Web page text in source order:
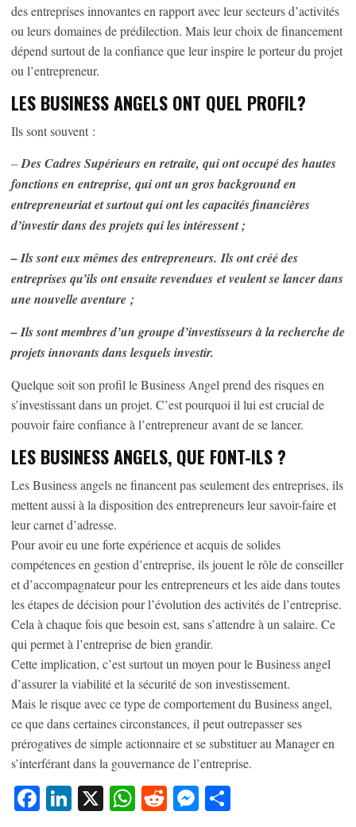
des entreprises innovantes en rapport avec leur secteurs d’activités
ou leurs domaines de prédilection. Mais leur choix de financement
dépend surtout de la confiance que leur inspire le porteur du projet
ou l’entrepreneur.
LES BUSINESS ANGELS ONT QUEL PROFIL?
Ils sont souvent :
– Des Cadres Supérieurs en retraite, qui ont occupé des hautes
fonctions en entreprise, qui ont un gros background en
entrepreneuriat et surtout qui ont les capacités financières
d’investir dans des projets qui les intéressent ;
– Ils sont eux mêmes des entrepreneurs. Ils ont créé des
entreprises qu’ils ont ensuite revendues et veulent se lancer dans
une nouvelle aventure ;
– Ils sont membres d’un groupe d’investisseurs à la recherche de
projets innovants dans lesquels investir.
Quelque soit son profil le Business Angel prend des risques en
s’investissant dans un projet. C’est pourquoi il lui est crucial de
pouvoir faire confiance à l’entrepreneur avant de se lancer.
LES BUSINESS ANGELS, QUE FONT-ILS ?
Les Business angels ne financent pas seulement des entreprises, ils
mettent aussi à la disposition des entrepreneurs leur savoir-faire et
leur carnet d’adresse.
Pour avoir eu une forte expérience et acquis de solides
compétences en gestion d’entreprise, ils jouent le rôle de conseiller
et d’accompagnateur pour les entrepreneurs et les aide dans toutes
les étapes de décision pour l’évolution des activités de l’entreprise.
Cela à chaque fois que besoin est, sans s’attendre à un salaire. Ce
qui permet à l’entreprise de bien grandir.
Cette implication, c’est surtout un moyen pour le Business angel
d’assurer la viabilité et la sécurité de son investissement.
Mais le risque avec ce type de comportement du Business angel,
ce que dans certaines circonstances, il peut outrepasser ses
prérogatives de simple actionnaire et se substituer au Manager en
s’interférant dans la gouvernance de l’entreprise.
Facebook
LinkedIn
X WhatsApp
RedditMessenger